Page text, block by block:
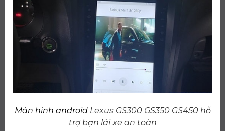
Màn hình android Lexus GS300 GS350 GS450 hỗ
trợ bạn lái xe an toàn